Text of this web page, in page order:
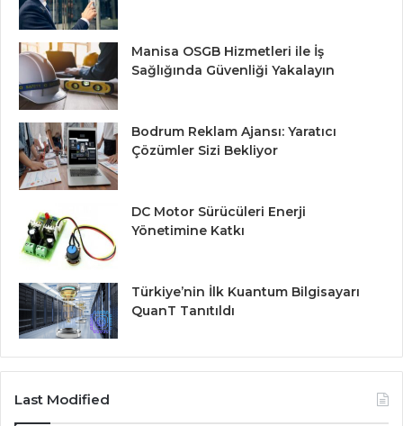
Manisa OSGB Hizmetleri ile İş
Sağlığında Güvenliği Yakalayın
Bodrum Reklam Ajansı: Yaratıcı
Çözümler Sizi Bekliyor
DC Motor Sürücüleri Enerji
Yönetimine Katkı
Türkiye’nin İlk Kuantum Bilgisayarı
QuanT Tanıtıldı
Last Modified